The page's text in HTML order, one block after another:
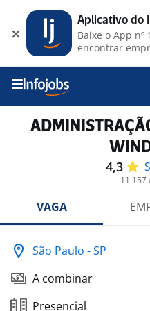
4,3
11.157
VAGA
São Paulo - SP
A combinar
Presencial
Aplicativo do
Baixe o App
encontrar